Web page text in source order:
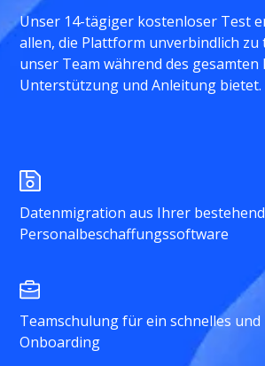
Unser 14-tägiger kostenloser Test
allen, die Plattform unverbindlich zu
unser Team während des gesamten
Unterstützung und Anleitung bietet.
Datenmigration aus Ihrer
Personalbeschaffungssoftware
Teamschulung für ein schnelles
Onboarding